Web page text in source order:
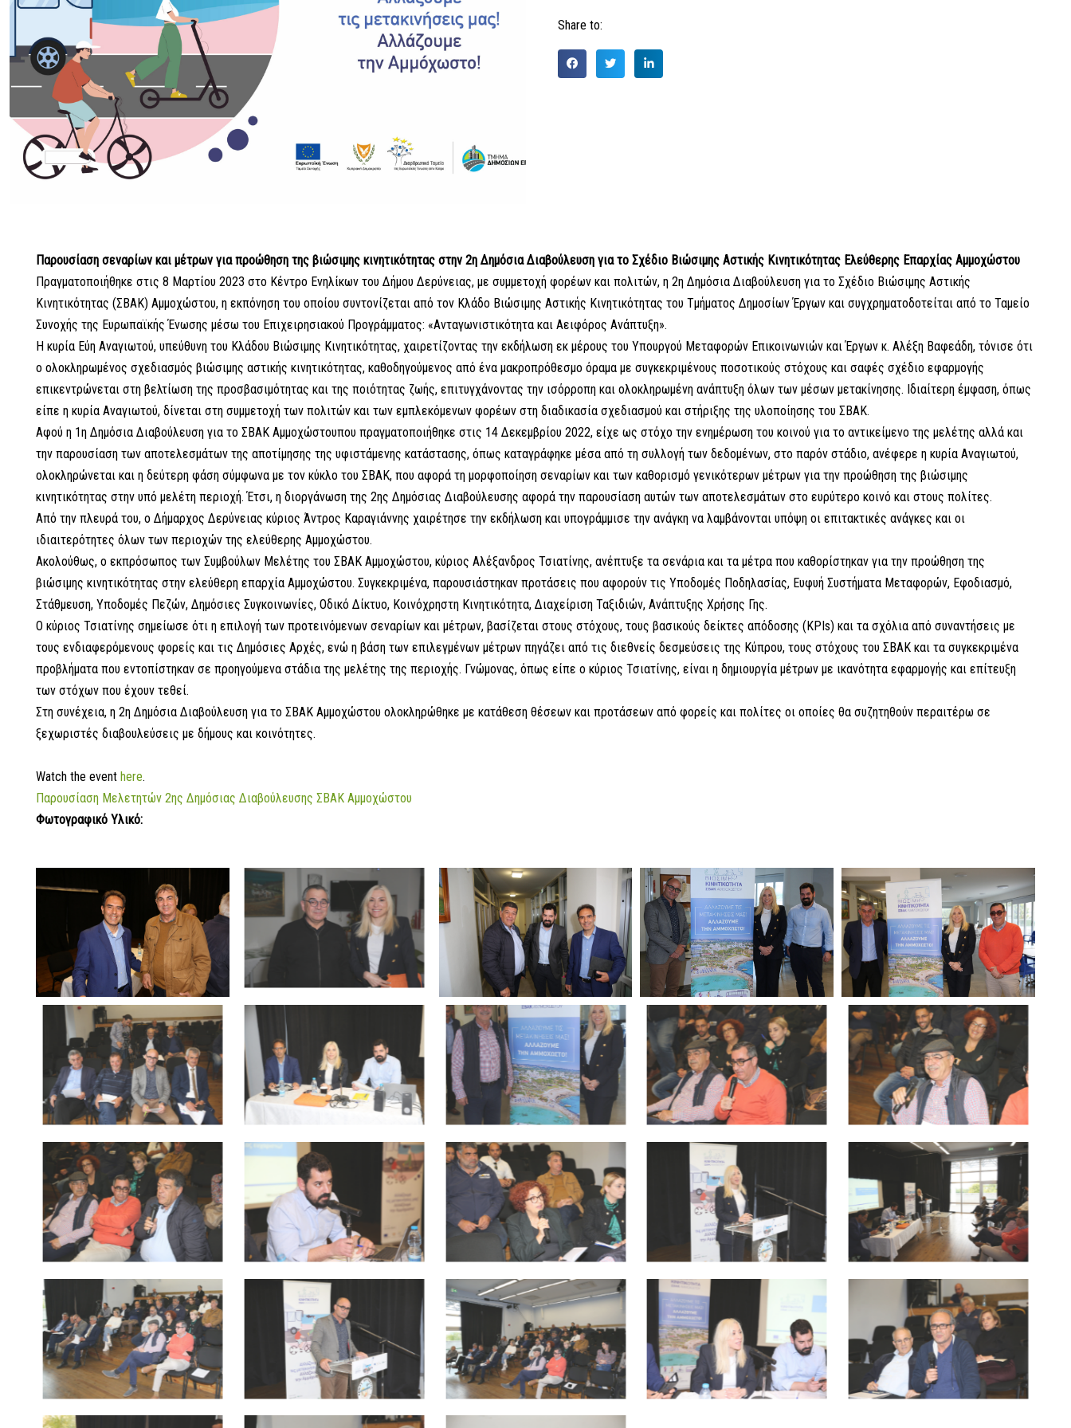
Share to:
Παρουσίαση σεναρίων και μέτρων για προώθηση της βιώσιμης κινητικότητας στην 2η Δημόσια Διαβούλευση για το Σχέδιο Βιώσιμης Αστικής Κινητικότητας Ελεύθερης Επαρχίας Αμμοχώστου
Πραγματοποιήθηκε στις 8 Mαρτίου 2023 στο Κέντρο Ενηλίκων του Δήμου Δερύνειας, με συμμετοχή φορέων και πολιτών, η 2η Δημόσια Διαβούλευση για το Σχέδιο Βιώσιμης Αστικής
Κινητικότητας (ΣΒΑΚ) Αμμοχώστου, η εκπόνηση του οποίου συντονίζεται από τον Κλάδο Βιώσιμης Αστικής Κινητικότητας του Τμήματος Δημοσίων Έργων και συγχρηματοδοτείται από το Ταμείο
Συνοχής της Ευρωπαϊκής Ένωσης μέσω του Επιχειρησιακού Προγράμματος: «Ανταγωνιστικότητα και Αειφόρος Ανάπτυξη».
Η κυρία Εύη Αναγιωτού, υπεύθυνη του Κλάδου Βιώσιμης Κινητικότητας, χαιρετίζοντας την εκδήλωση εκ μέρους του Υπουργού Μεταφορών Επικοινωνιών και Έργων κ. Αλέξη Βαφεάδη, τόνισε ότι
ο ολοκληρωμένος σχεδιασμός βιώσιμης αστικής κινητικότητας, καθοδηγούμενος από ένα μακροπρόθεσμο όραμα με συγκεκριμένους ποσοτικούς στόχους και σαφές σχέδιο εφαρμογής
επικεντρώνεται στη βελτίωση της προσβασιμότητας και της ποιότητας ζωής, επιτυγχάνοντας την ισόρροπη και ολοκληρωμένη ανάπτυξη όλων των μέσων μετακίνησης. Ιδιαίτερη έμφαση, όπως
είπε η κυρία Αναγιωτού, δίνεται στη συμμετοχή των πολιτών και των εμπλεκόμενων φορέων στη διαδικασία σχεδιασμού και στήριξης της υλοποίησης του ΣΒΑΚ.
Αφού η 1η Δημόσια Διαβούλευση για το ΣΒΑΚ Αμμοχώστουπου πραγματοποιήθηκε στις 14 Δεκεμβρίου 2022, είχε ως στόχο την ενημέρωση του κοινού για το αντικείμενο της μελέτης αλλά και
την παρουσίαση των αποτελεσμάτων της αποτίμησης της υφιστάμενης κατάστασης, όπως καταγράφηκε μέσα από τη συλλογή των δεδομένων, στο παρόν στάδιο, ανέφερε η κυρία Αναγιωτού,
ολοκληρώνεται και η δεύτερη φάση σύμφωνα με τον κύκλο του ΣΒΑΚ, που αφορά τη μορφοποίηση σεναρίων και των καθορισμό γενικότερων μέτρων για την προώθηση της βιώσιμης
κινητικότητας στην υπό μελέτη περιοχή. Έτσι, η διοργάνωση της 2ης Δημόσιας Διαβούλευσης αφορά την παρουσίαση αυτών των αποτελεσμάτων στο ευρύτερο κοινό και στους πολίτες.
Από την πλευρά του, ο Δήμαρχος Δερύνειας κύριος Άντρος Καραγιάννης χαιρέτησε την εκδήλωση και υπογράμμισε την ανάγκη να λαμβάνονται υπόψη οι επιτακτικές ανάγκες και οι
ιδιαιτερότητες όλων των περιοχών της ελεύθερης Αμμοχώστου.
Ακολούθως, ο εκπρόσωπος των Συμβούλων Μελέτης του ΣΒΑΚ Αμμοχώστου, κύριος Αλέξανδρος Τσιατίνης, ανέπτυξε τα σενάρια και τα μέτρα που καθορίστηκαν για την προώθηση της
βιώσιμης κινητικότητας στην ελεύθερη επαρχία Αμμοχώστου. Συγκεκριμένα, παρουσιάστηκαν προτάσεις που αφορούν τις Υποδομές Ποδηλασίας, Ευφυή Συστήματα Μεταφορών, Εφοδιασμό,
Στάθμευση, Υποδομές Πεζών, Δημόσιες Συγκοινωνίες, Οδικό Δίκτυο, Κοινόχρηστη Κινητικότητα, Διαχείριση Ταξιδιών, Ανάπτυξης Χρήσης Γης.
Ο κύριος Τσιατίνης σημείωσε ότι η επιλογή των προτεινόμενων σεναρίων και μέτρων, βασίζεται στους στόχους, τους βασικούς δείκτες απόδοσης (KPIs) και τα σχόλια από συναντήσεις με
τους ενδιαφερόμενους φορείς και τις Δημόσιες Αρχές, ενώ η βάση των επιλεγμένων μέτρων πηγάζει από τις διεθνείς δεσμεύσεις της Κύπρου, τους στόχους του ΣΒΑΚ και τα συγκεκριμένα
προβλήματα που εντοπίστηκαν σε προηγούμενα στάδια της μελέτης της περιοχής. Γνώμονας, όπως είπε ο κύριος Τσιατίνης, είναι η δημιουργία μέτρων με ικανότητα εφαρμογής και επίτευξη
των στόχων που έχουν τεθεί.
Στη συνέχεια, η 2η Δημόσια Διαβούλευση για το ΣΒΑΚ Αμμοχώστου ολοκληρώθηκε με κατάθεση θέσεων και προτάσεων από φορείς και πολίτες οι οποίες θα συζητηθούν περαιτέρω σε
ξεχωριστές διαβουλεύσεις με δήμους και κοινότητες.
Watch the event here.
Παρουσίαση Μελετητών 2ης Δημόσιας Διαβούλευσης ΣΒΑΚ Αμμοχώστου
Φωτογραφικό Υλικό: